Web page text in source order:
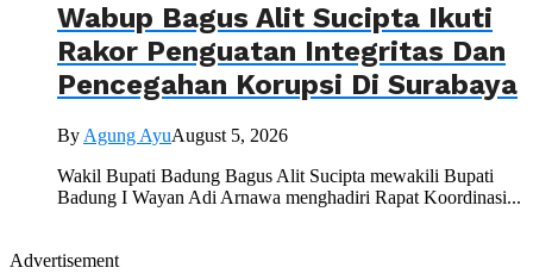
Wabup Bagus Alit Sucipta Ikuti
Rakor Penguatan Integritas Dan
Pencegahan Korupsi Di Surabaya
By Agung AyuAugust 5, 2026
Wakil Bupati Badung Bagus Alit Sucipta mewakili Bupati
Badung I Wayan Adi Arnawa menghadiri Rapat Koordinasi...
Advertisement